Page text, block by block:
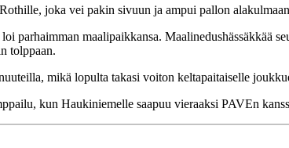
joka vei pakin sivuun ja ampui pallon
maalipaikkansa. Maalinedushässäkkää
tolppaan.
mikä lopulta takasi voiton keltapaitaiselle
kun Haukiniemelle saapuu vieraaksi PAVEn